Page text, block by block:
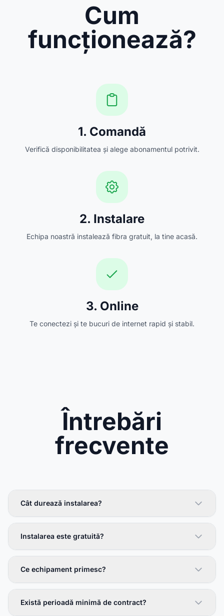
Cum
funcționează?
1. Comandă
Verifică disponibilitatea și alege abonamentul potrivit.
2. Instalare
Echipa noastră instalează fibra gratuit, la tine acasă.
3. Online
Te conectezi și te bucuri de internet rapid și stabil.
Întrebări
frecvente
Cât durează instalarea?
Instalarea este gratuită?
Ce echipament primesc?
Există perioadă minimă de contract?